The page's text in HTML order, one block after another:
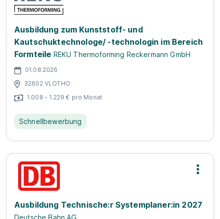
Ausbildung zum Kunststoff- und
Kautschuktechnologe/ -technologin im Bereich
Formteile REKU Thermoforming Reckermann GmbH
01.08.2026
32602 VLOTHO
1.008 - 1.229 € pro Monat
Schnellbewerbung
Ausbildung Technische:r Systemplaner:in 2027
Deutsche Bahn AG